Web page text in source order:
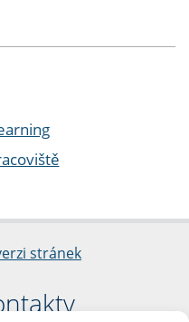
stránek